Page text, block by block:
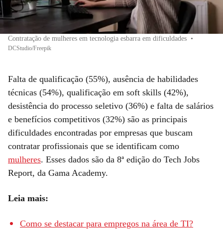
Contratação de mulheres em tecnologia esbarra em dificuldades •
DCStudio/Freepik
Falta de qualificação (55%), ausência de habilidades
técnicas (54%), qualificação em soft skills (42%),
desistência do processo seletivo (36%) e falta de salários
e benefícios competitivos (32%) são as principais
dificuldades encontradas por empresas que buscam
contratar profissionais que se identificam como
mulheres. Esses dados são da 8ª edição do Tech Jobs
Report, da Gama Academy.
Leia mais:
Como se destacar para empregos na área de TI?